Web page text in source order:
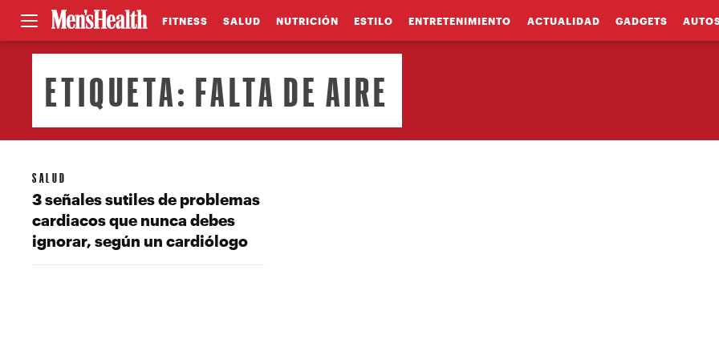
FITNESS SALUD NUTRICIÓN ESTILO ENTRETENIMIENTO ACTUALIDAD GADGETS
ETIQUETA: FALTA DE AIRE
SALUD
3 señales sutiles de problemas
cardiacos que nunca debes
ignorar, según un cardiólogo